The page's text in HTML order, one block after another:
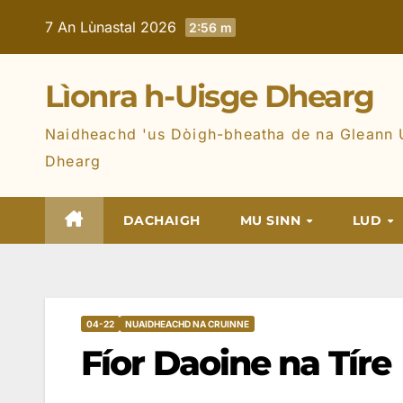
7 An Lùnastal 2026 2:56 m
Lìonra h-Uisge Dhearg
Naidheachd 'us Dòigh-bheatha de na Gleann
Dhearg
DACHAIGH MU SINN LUD
04-22 NUAIDHEACHD NA CRUINNE
Fíor Daoine na Tíre